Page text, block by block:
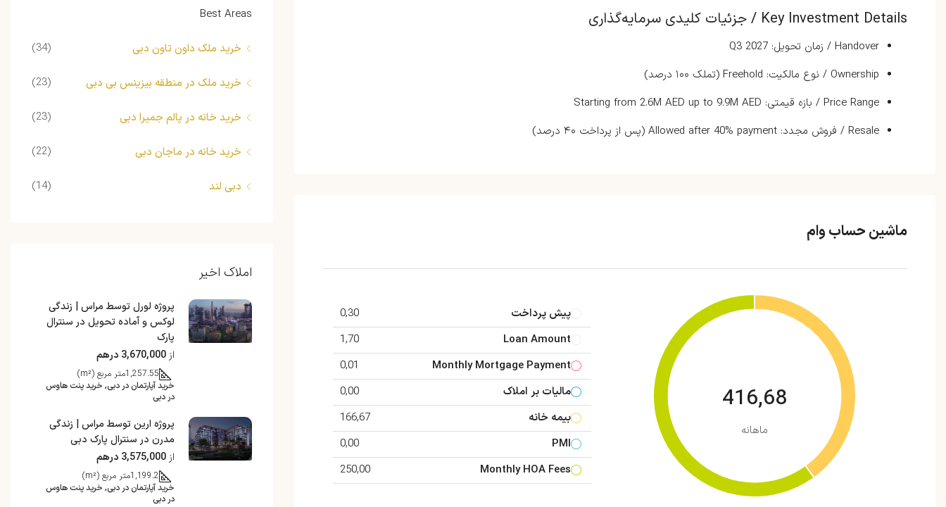
Key Investment Details / جزئیات کلیدی سرمایه‌گذاری
Handover / زمان تحویل: Q3 2027
Ownership / نوع مالکیت: Freehold (تملک ۱۰۰ درصد)
Price Range / بازه قیمتی: Starting from 2.6M AED up to 9.9M AED
Resale / فروش مجدد: Allowed after 40% payment (پس از پرداخت ۴۰ درصد)
ماشین حساب وام
416,68
ماهانه
پیش پرداخت
0,30
Loan Amount
1,70
Monthly Mortgage Payment
0,01
مالیات بر املاک
0,00
بیمه خانه
166,67
PMI
0,00
Monthly HOA Fees
250,00
Best Areas
خرید ملک داون تاون دبی (34)
خرید ملک در منطقه بیزینس بی دبی (23)
خرید خانه در پالم جمیرا دبی (23)
خرید خانه در ماجان دبی (22)
دبی لند (14)
املاک اخیر
پروژه لورل توسط مراس | زندگی
لوکس و آماده تحویل در سنترال
پارک
از3,670,000 درهم
1,257.55متر مربع (m²)
خرید آپارتمان در دبی, خرید پنت هاوس
در دبی
پروژه ارین توسط مراس | زندگی
مدرن در سنترال پارک دبی
از3,575,000 درهم
1,199.2متر مربع (m²)
خرید آپارتمان در دبی, خرید پنت هاوس
در دبی